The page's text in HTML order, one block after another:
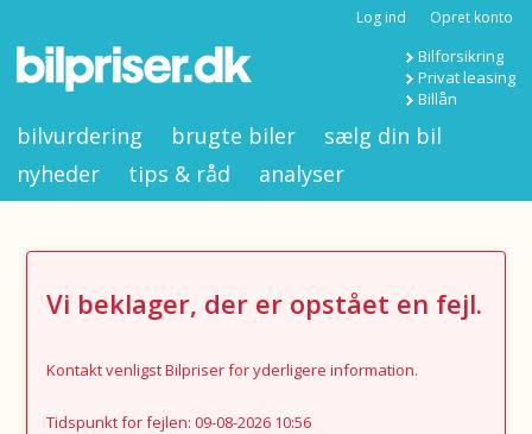
Log ind Opret konto
Bilforsikring
Privat leasing
Billån
bilvurdering brugte biler
sælg din bil
nyheder
tips & råd analyser
Vi beklager, der er opstået en fejl.
Kontakt venligst Bilpriser for yderligere information.
Tidspunkt for fejlen: 09-08-2026 10:56